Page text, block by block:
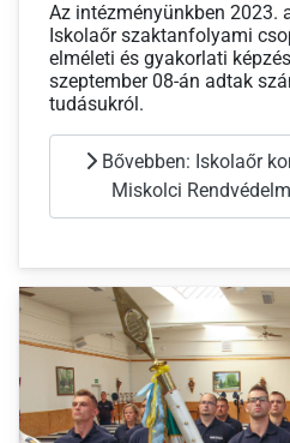
Az intézményünkben 2023.
Iskolaőr szaktanfolyami
elméleti és gyakorlati
szeptember 08-án adtak
tudásukról.
Bővebben: Iskolaőr
Miskolci